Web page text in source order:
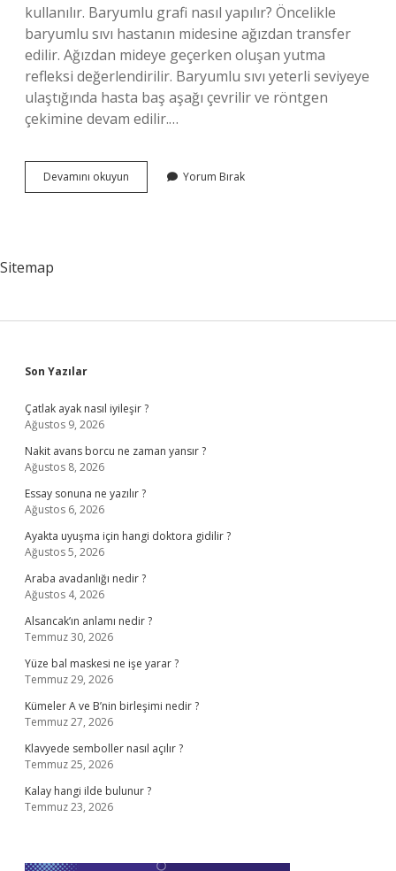
kullanılır. Baryumlu grafi nasıl yapılır? Öncelikle
baryumlu sıvı hastanın midesine ağızdan transfer
edilir. Ağızdan mideye geçerken oluşan yutma
refleksi değerlendirilir. Baryumlu sıvı yeterli seviyeye
ulaştığında hasta baş aşağı çevrilir ve röntgen
çekimine devam edilir.…
Devamını okuyun Baryumlu
Özofagus
Yorum Bırak
Sitemap
Sidebar
Son Yazılar
Çatlak ayak nasıl iyileşir ?
Ağustos 9, 2026
Nakit avans borcu ne zaman yansır ?
Ağustos 8, 2026
Essay sonuna ne yazılır ?
Ağustos 6, 2026
Ayakta uyuşma için hangi doktora gidilir ?
Ağustos 5, 2026
Araba avadanlığı nedir ?
Ağustos 4, 2026
Alsancak’ın anlamı nedir ?
Temmuz 30, 2026
Yüze bal maskesi ne işe yarar ?
Temmuz 29, 2026
Kümeler A ve B’nin birleşimi nedir ?
Temmuz 27, 2026
Klavyede semboller nasıl açılır ?
Temmuz 25, 2026
Kalay hangi ilde bulunur ?
Temmuz 23, 2026